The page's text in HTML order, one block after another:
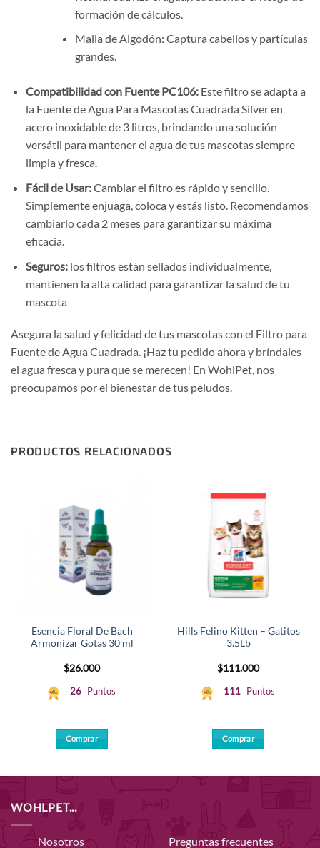
formación de cálculos.
Malla de Algodón: Captura cabellos y partículas
grandes.
Compatibilidad con Fuente PC106:Este filtro se adapta a
la Fuente de Agua Para Mascotas Cuadrada Silver en
acero inoxidable de 3 litros, brindando una solución
versátil para mantener el agua de tus mascotas siempre
limpia y fresca.
Fácil de Usar:Cambiar el filtro es rápido y sencillo.
Simplemente enjuaga, coloca y estás listo. Recomendamos
cambiarlo cada 2 meses para garantizar su máxima
eficacia.
Seguros:los filtros están sellados individualmente,
mantienen la alta calidad para garantizar la salud de tu
mascota
Asegura la salud y felicidad de tus mascotas con el Filtro para
Fuente de Agua Cuadrada. ¡Haz tu pedido ahora y bríndales
el agua fresca y pura que se merecen! En WohlPet, nos
preocupamos por el bienestar de tus peludos.
PRODUCTOS RELACIONADOS
Esencia Floral De Bach
Armonizar Gotas 30 ml
$26.000
26 Puntos
Comprar
Hills Felino Kitten – Gatitos
3.5Lb
$111.000
111 Puntos
Comprar
WOHLPET...
Nosotros Preguntas frecuentes